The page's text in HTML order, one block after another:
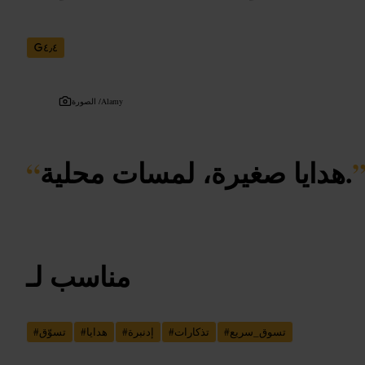
٤٫٤
الصورة /Alamy
“ هدايا صغيرة، لمسات محلية.
مناسب لـ
#تسوّق #هدايا #إدنبرة #تذكارات #تسوق_سريع